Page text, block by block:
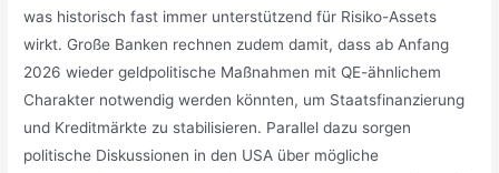
was historisch fast immer unterstützend für Risiko-Assets
wirkt. Große Banken rechnen zudem damit, dass ab Anfang
2026 wieder geldpolitische Maßnahmen mit QE-ähnlichem
Charakter notwendig werden könnten, um Staatsfinanzierung
und Kreditmärkte zu stabilisieren. Parallel dazu sorgen
politische Diskussionen in den USA über mögliche